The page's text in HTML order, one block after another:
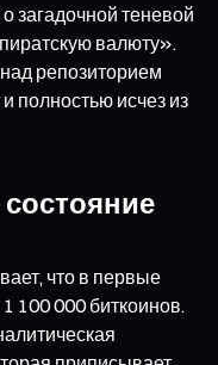
загадочной теневой
валюту».
репозиторием
полностью исчез из
что в первые
100 000 биткоинов.